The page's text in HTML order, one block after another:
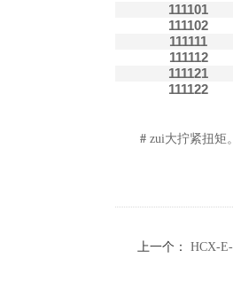
111101
111102
111111
111112
111121
111122
# zui大拧紧扭矩
上一个： HCX-